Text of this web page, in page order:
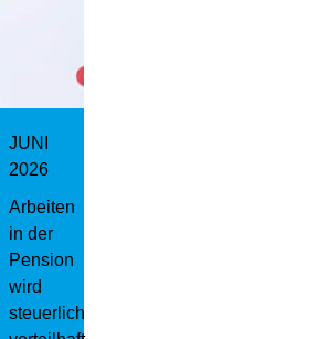
JUNI
2026
Arbeiten
in der
Pension
wird
steuerlich